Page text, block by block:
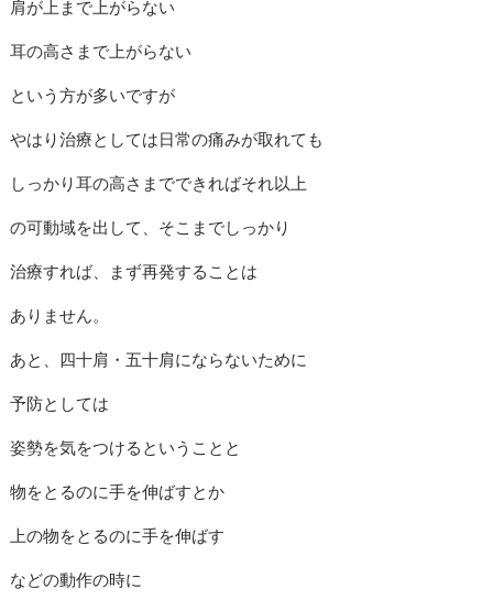
肩が上まで上がらない
耳の高さまで上がらない
という方が多いですが
やはり治療としては日常の痛みが取れても
しっかり耳の高さまでできればそれ以上
の可動域を出して、そこまでしっかり
治療すれば、まず再発することは
ありません。
あと、四十肩・五十肩にならないために
予防としては
姿勢を気をつけるということと
物をとるのに手を伸ばすとか
上の物をとるのに手を伸ばす
などの動作の時に